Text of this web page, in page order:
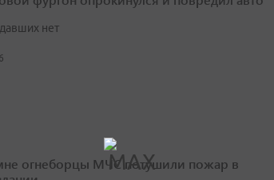
нет
огнеборцы МЧС потушили пожар в